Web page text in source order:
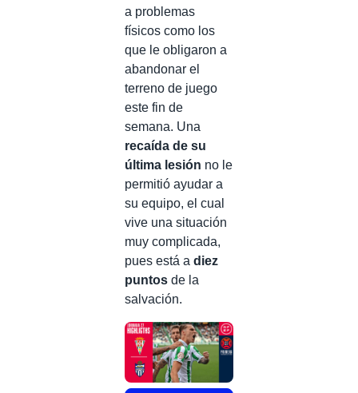
a problemas
físicos como los
que le obligaron a
abandonar el
terreno de juego
este fin de
semana. Una
recaída de su
última lesión no le
permitió ayudar a
su equipo, el cual
vive una situación
muy complicada,
pues está a diez
puntos de la
salvación.